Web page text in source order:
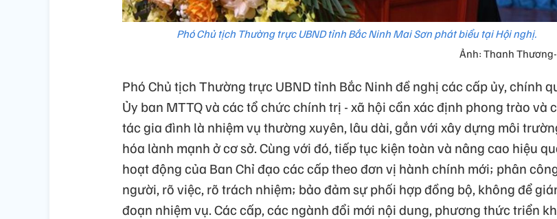
Phó Chủ tịch Thường trực UBND tỉnh Bắc Ninh Mai Sơn phát biểu tại Hội nghị.
Ảnh: Thanh
Phó Chủ tịch Thường trực UBND tỉnh Bắc Ninh đề nghị các cấp ủy, chính
Ủy ban MTTQ và các tổ chức chính trị - xã hội cần xác định phong trào và
tác gia đình là nhiệm vụ thường xuyên, lâu dài, gắn với xây dựng môi
hóa lành mạnh ở cơ sở. Cùng với đó, tiếp tục kiện toàn và nâng cao hiệu
hoạt động của Ban Chỉ đạo các cấp theo đơn vị hành chính mới; phân
người, rõ việc, rõ trách nhiệm; bảo đảm sự phối hợp đồng bộ, không để
đoạn nhiệm vụ. Các cấp, các ngành đổi mới nội dung, phương thức triển